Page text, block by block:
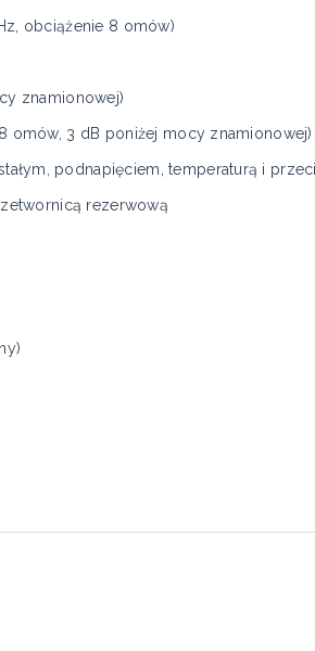
obciążenie 8 omów)
znamionowej)​
omów, 3 dB poniżej mocy znamionowej)
podnapięciem, temperaturą i
rezerwową